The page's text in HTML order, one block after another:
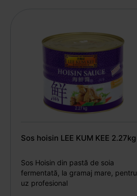
Sos hoisin LEE KUM KEE 2.27kg
Sos Hoisin din pastă de soia
fermentată, la gramaj mare, pentru
uz profesional